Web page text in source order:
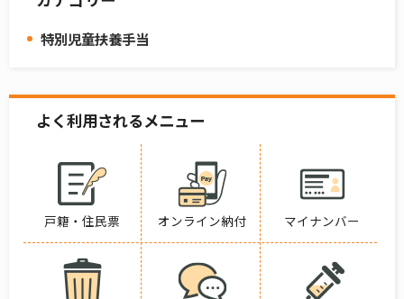
特別児童扶養手当
よく利用されるメニュー
戸籍・住民票 オンライン納付 マイナンバー